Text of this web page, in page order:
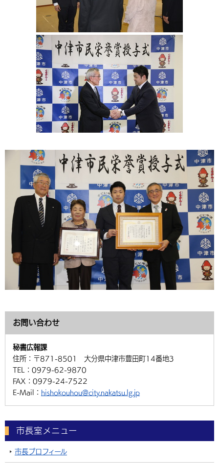
お問い合わせ
秘書広報課
住所： 〒871-8501 大分県中津市豊田町14番地3
TEL： 0979-62-9870
FAX： 0979-24-7522
E-Mail： hishokouhou@city.nakatsu.lg.jp
市長室メニュー
市長プロフィール